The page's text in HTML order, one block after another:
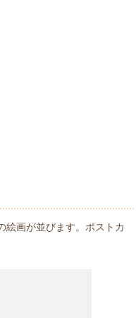
絵画が並びます。ポストカ